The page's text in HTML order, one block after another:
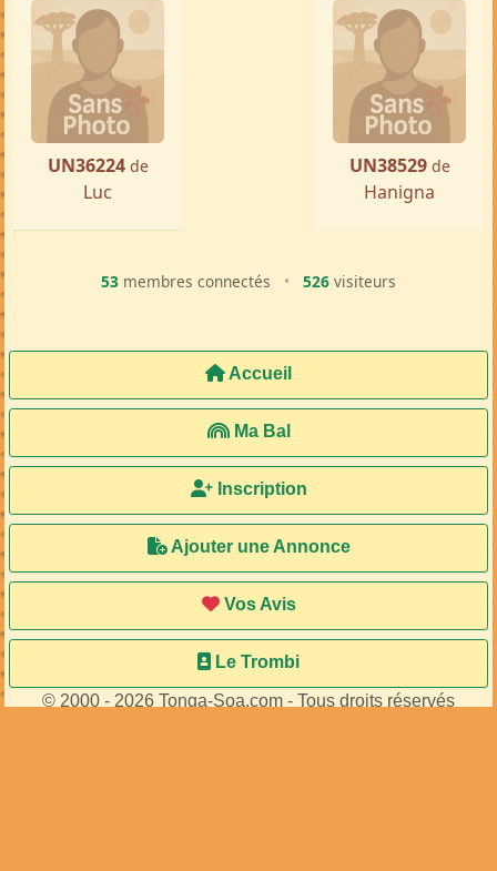
UN36224 de
Luc
UN38529 de
Hanigna
53 membres connectés • 526 visiteurs
Accueil
Ma Bal
Inscription
Ajouter une Annonce
Vos Avis
Le Trombi
© 2000 - 2026 Tonga-Soa.com - Tous droits réservés